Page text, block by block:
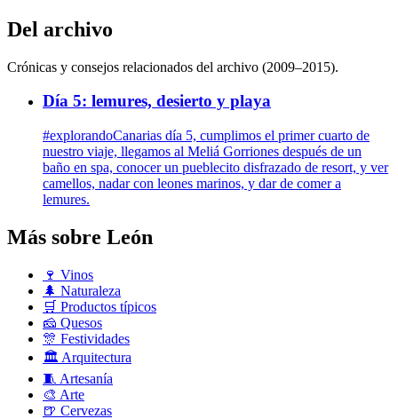
Del archivo
Crónicas y consejos relacionados del archivo (2009–2015).
Día 5: lemures, desierto y playa
#explorandoCanarias día 5, cumplimos el primer cuarto de
nuestro viaje, llegamos al Meliá Gorriones después de un
baño en spa, conocer un pueblecito disfrazado de resort, y ver
camellos, nadar con leones marinos, y dar de comer a
lemures.
Más sobre León
🍷 Vinos
🌲 Naturaleza
🛒 Productos típicos
🧀 Quesos
🎊 Festividades
🏛️ Arquitectura
🧵 Artesanía
🎨 Arte
🍺 Cervezas